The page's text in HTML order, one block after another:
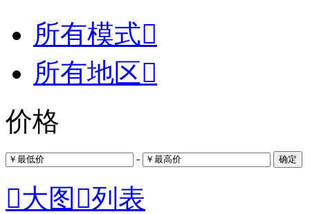
所有模式
所有地区
价格
- 确定
大图 列表